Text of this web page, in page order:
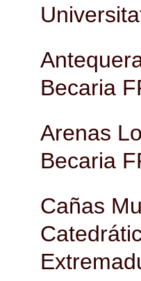
Becaria
Arenas
Becaria
Cañas